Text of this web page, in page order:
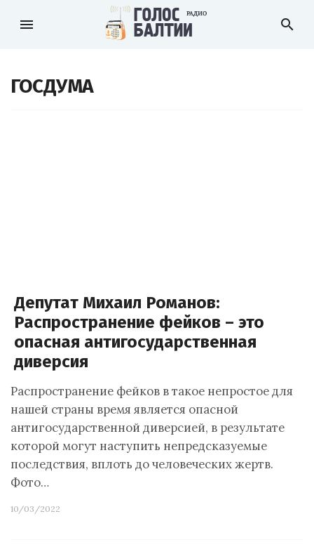
menu search
ГОСДУМА
Депутат Михаил Романов:
Распространение фейков – это
опасная антигосударственная
диверсия
Распространение фейков в такое непростое для
нашей страны время является опасной
антигосударственной диверсией, в результате
которой могут наступить непредсказуемые
последствия, вплоть до человеческих жертв.
Фото…
10/03/2022